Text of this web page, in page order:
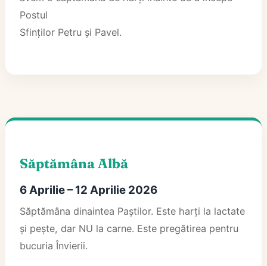
Postul
Sfinților Petru și Pavel.
Săptămâna Albă
6 Aprilie – 12 Aprilie 2026
Săptămâna dinaintea Paștilor. Este harți la lactate
și pește, dar NU la carne. Este pregătirea pentru
bucuria Învierii.